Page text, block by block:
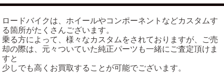
ロードバイクは、ホイールやコンポーネントなどカスタムす
る箇所がたくさんございます。
乗る方によって、様々なカスタムをされておりますが、ご売
却の際は、元々ついていた純正パーツも一緒にご査定頂けま
すと
少しでも高くお買取することが可能でございます。